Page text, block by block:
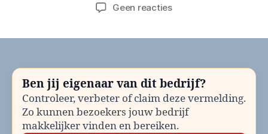
Geen reactiesop
en
contactinformatie
Ben jij eigenaar van dit bedrijf?
Controleer, verbeter of claim deze vermelding.
Zo kunnen bezoekers jouw bedrijf
makkelijker vinden en bereiken.